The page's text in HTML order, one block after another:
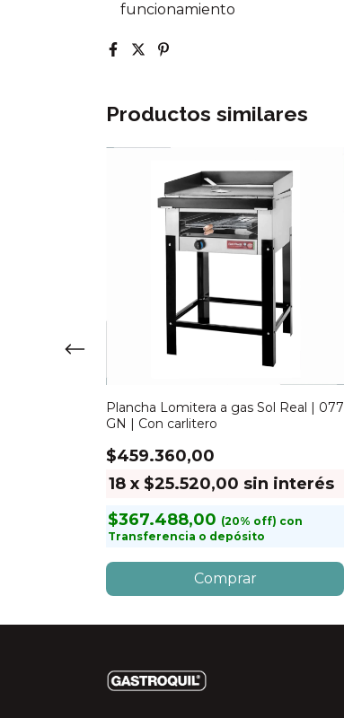
funcionamiento
Productos similares
Plancha Lomitera a gas Sol Real | 077
GN | Con carlitero
$459.360,00
18 x $25.520,00 sin interés
$367.488,00
con
Transferencia o depósito